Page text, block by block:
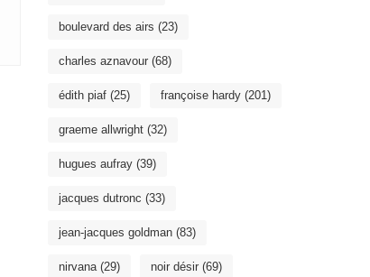
boulevard des airs (23)
charles aznavour (68)
édith piaf (25) françoise hardy (201)
graeme allwright (32)
hugues aufray (39)
jacques dutronc (33)
jean-jacques goldman (83)
nirvana(29) noir désir (69)